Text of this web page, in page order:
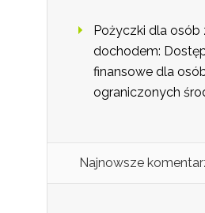
Pożyczki dla osób
dochodem:
finansowe dla
ograniczonych
Najnowsze